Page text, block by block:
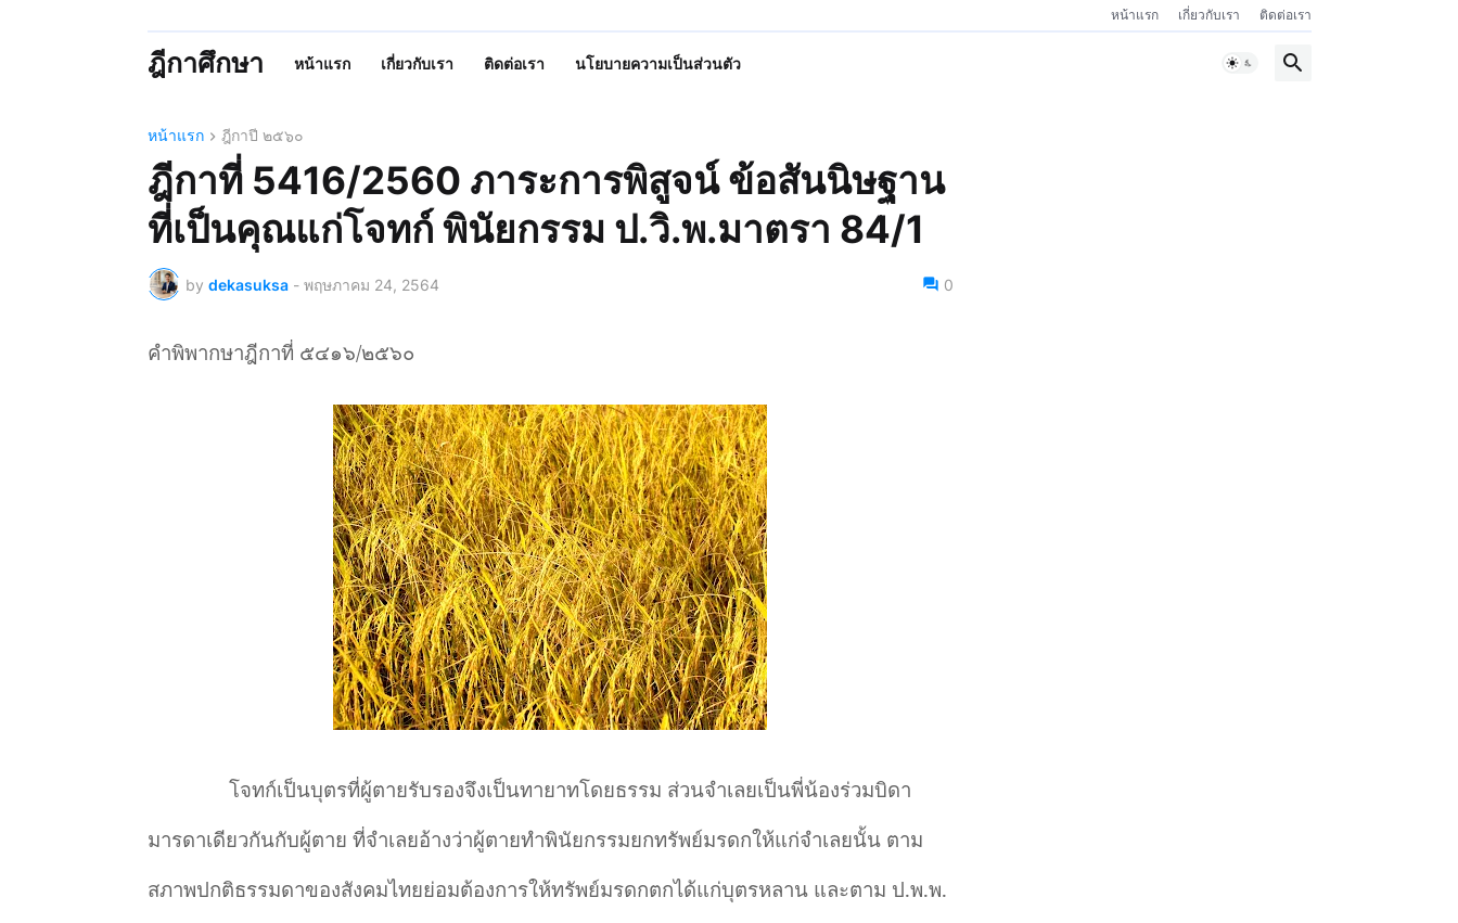
หน้าแรก เกี่ยวกับเรา ติดต่อเรา
ฎีกาศึกษา หน้าแรก เกี่ยวกับเรา ติดต่อเรา นโยบายความเป็นส่วนตัว
หน้าแรก ฎีกาปี ๒๕๖๐
ฎีกาที่ 5416/2560 ภาระการพิสูจน์ ข้อสันนิษฐาน
ที่เป็นคุณแก่โจทก์ พินัยกรรม ป.วิ.พ.มาตรา 84/1
by dekasuksa - พฤษภาคม 24, 2564 0
คำพิพากษาฎีกาที่ ๕๔๑๖/๒๕๖๐
โจทก์เป็นบุตรที่ผู้ตายรับรองจึงเป็นทายาทโดยธรรม ส่วนจำเลยเป็นพี่น้องร่วมบิดา
มารดาเดียวกันกับผู้ตาย ที่จำเลยอ้างว่าผู้ตายทำพินัยกรรมยกทรัพย์มรดกให้แก่จำเลยนั้น ตาม
สภาพปกติธรรมดาของสังคมไทยย่อมต้องการให้ทรัพย์มรดกตกได้แก่บุตรหลาน และตาม ป.พ.พ.